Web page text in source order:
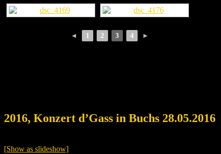
◄ 1 2 3 4 ►
2016, Konzert d’Gass in Buchs 28.05.2016
[Show as slideshow]